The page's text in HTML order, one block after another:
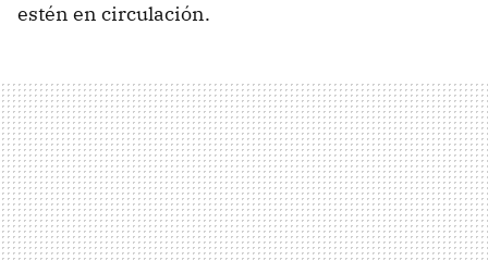
estén en circulación.